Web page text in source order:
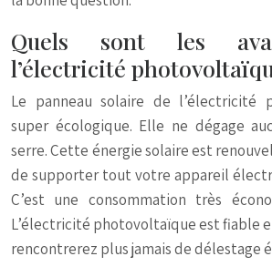
Quels sont les
l’électricité
Le panneau solaire de l’électricité
super écologique. Elle ne dégage
serre. Cette énergie solaire est
de supporter tout votre appareil
C’est une consommation très
L’électricité photovoltaïque est fiable
rencontrerez plus jamais de délestage